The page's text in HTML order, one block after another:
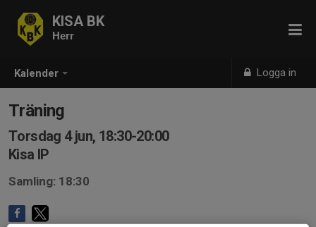
Kalender Logga in
KISA BK
Herr
Träning
Torsdag 4 jun, 18:30-20:00
Kisa IP
Samling: 18:30